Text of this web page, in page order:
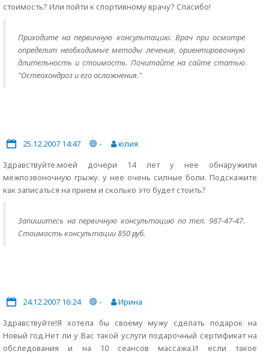
стоимость? Или пойти к спортивному врачу? Спасибо!
Приходите на первичную консультацию. Врач при осмотре
определит необходимые методы лечения, ориентировочную
длительность и стоимость. Почитайте на сайте статью
"Остеохондроз и его осложнения."
25.12.2007 14:47 -
юлия
Здравствуйте.моей дочери 14 лет у нее обнаружили
межпозвоночную грыжу. у нее очень силные боли. Подскажите
как записаться на прием и сколько это будет стоить?
Запишитесь на первичную консультацию по тел. 987-47-47.
Стоимость консультации 850 руб.
24.12.2007 16:24 -
Ирина
Здравствуйте!Я хотела бы своему мужу сделать подарок на
Новый год.Нет ли у Вас такой услуги подарочный сертификат на
обследования и на 10 сеансов массажа.И если такое